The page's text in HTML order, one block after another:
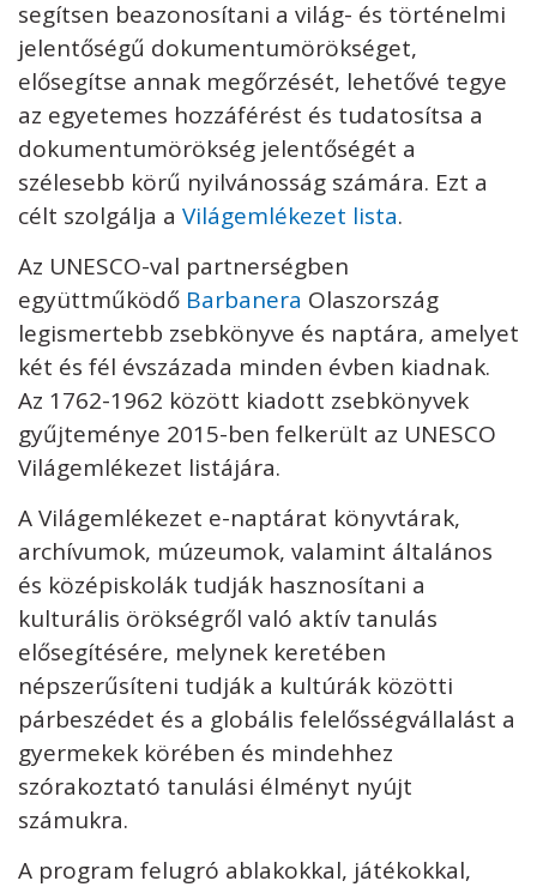
segítsen beazonosítani a világ- és történelmi
jelentőségű dokumentumörökséget,
elősegítse annak megőrzését, lehetővé tegye
az egyetemes hozzáférést és tudatosítsa a
dokumentumörökség jelentőségét a
szélesebb körű nyilvánosság számára. Ezt a
célt szolgálja a Világemlékezet lista.
Az UNESCO-val partnerségben
együttműködő Barbanera Olaszország
legismertebb zsebkönyve és naptára, amelyet
két és fél évszázada minden évben kiadnak.
Az 1762-1962 között kiadott zsebkönyvek
gyűjteménye 2015-ben felkerült az UNESCO
Világemlékezet listájára.
A Világemlékezet e-naptárat könyvtárak,
archívumok, múzeumok, valamint általános
és középiskolák tudják hasznosítani a
kulturális örökségről való aktív tanulás
elősegítésére, melynek keretében
népszerűsíteni tudják a kultúrák közötti
párbeszédet és a globális felelősségvállalást a
gyermekek körében és mindehhez
szórakoztató tanulási élményt nyújt
számukra.
A program felugró ablakokkal, játékokkal,